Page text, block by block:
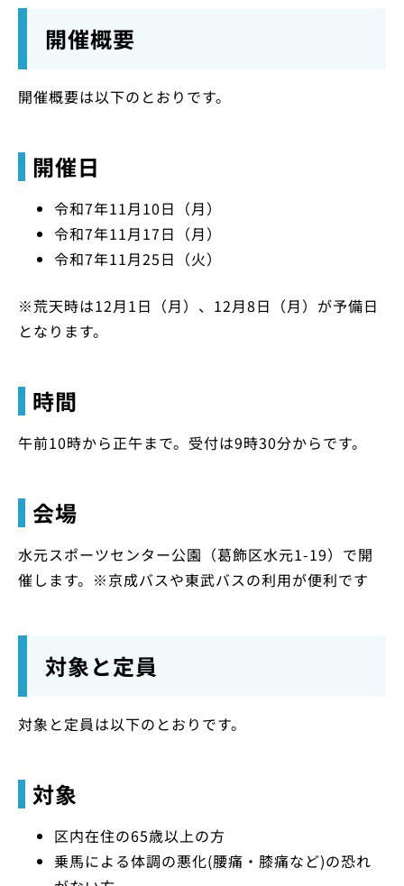
開催概要
開催概要は以下のとおりです。
開催日
令和7年11月10日（月）
令和7年11月17日（月）
令和7年11月25日（火）
※荒天時は12月1日（月）、12月8日（月）が予備日
となります。
時間
午前10時から正午まで。受付は9時30分からです。
会場
水元スポーツセンター公園（葛飾区水元1-19）で開
催します。※京成バスや東武バスの利用が便利です
対象と定員
対象と定員は以下のとおりです。
対象
区内在住の65歳以上の方
乗馬による体調の悪化(腰痛・膝痛など)の恐れ